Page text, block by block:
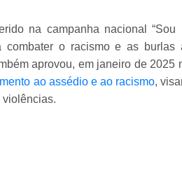
na campanha nacional “Sou
combater o racismo e as
aprovou, em janeiro de 2025
ao assédio e ao racismo,
violências.